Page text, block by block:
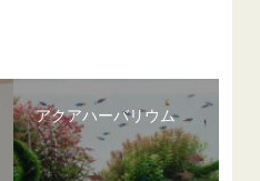
アクアハーバリウム